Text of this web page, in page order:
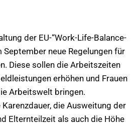
der EU-“Work-Life-Balance-
September neue Regelungen für
Diese sollen die Arbeitszeiten
erhöhen und Frauen
Arbeitswelt bringen.
die Ausweitung der
Elternteilzeit als auch die Höhe